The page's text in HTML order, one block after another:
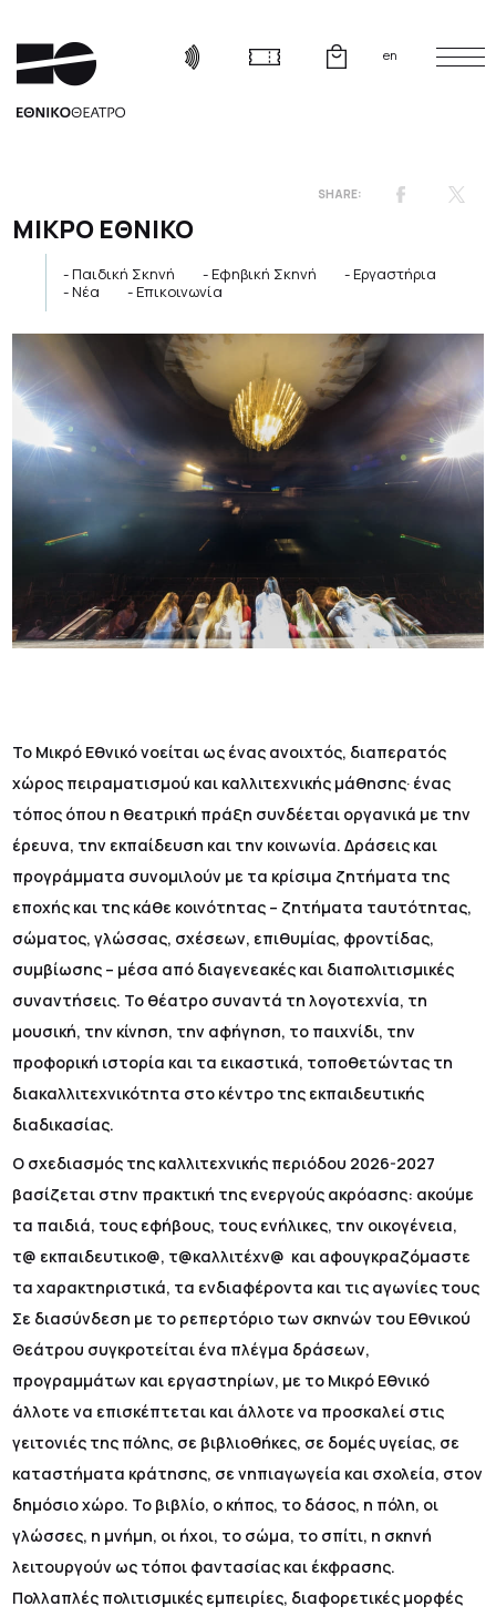
en
ΜΙΚΡΟ ΕΘΝΙΚΟ
Παιδική Σκηνή Εφηβική Σκηνή
Εργαστήρια
Νέα
Επικοινωνία
Το Μικρό Εθνικό νοείται ως ένας ανοιχτός, διαπερατός
χώρος πειραματισμού και καλλιτεχνικής μάθησης· ένας
τόπος όπου η θεατρική πράξη συνδέεται οργανικά με την
έρευνα, την εκπαίδευση και την κοινωνία. Δράσεις και
προγράμματα συνομιλούν με τα κρίσιμα ζητήματα της
εποχής και της κάθε κοινότητας – ζητήματα ταυτότητας,
σώματος, γλώσσας, σχέσεων, επιθυμίας, φροντίδας,
συμβίωσης – μέσα από διαγενεακές και διαπολιτισμικές
συναντήσεις. Το θέατρο συναντά τη λογοτεχνία, τη
μουσική, την κίνηση, την αφήγηση, το παιχνίδι, την
προφορική ιστορία και τα εικαστικά, τοποθετώντας τη
διακαλλιτεχνικότητα στο κέντρο της εκπαιδευτικής
διαδικασίας.
Ο σχεδιασμός της καλλιτεχνικής περιόδου 2026-2027
βασίζεται στην πρακτική της ενεργούς ακρόασης: ακούμε
τα παιδιά, τους εφήβους, τους ενήλικες, την οικογένεια,
τ@ εκπαιδευτικο@, τ@καλλιτέχν@ και αφουγκραζόμαστε
τα χαρακτηριστικά, τα ενδιαφέροντα και τις αγωνίες τους
Σε διασύνδεση με το ρεπερτόριο των σκηνών του Εθνικού
Θεάτρου συγκροτείται ένα πλέγμα δράσεων,
προγραμμάτων και εργαστηρίων, με το Μικρό Εθνικό
άλλοτε να επισκέπτεται και άλλοτε να προσκαλεί στις
γειτονιές της πόλης, σε βιβλιοθήκες, σε δομές υγείας, σε
καταστήματα κράτησης, σε νηπιαγωγεία και σχολεία, στον
δημόσιο χώρο. Το βιβλίο, ο κήπος, το δάσος, η πόλη, οι
γλώσσες, η μνήμη, οι ήχοι, το σώμα, το σπίτι, η σκηνή
λειτουργούν ως τόποι φαντασίας και έκφρασης.
Πολλαπλές πολιτισμικές εμπειρίες, διαφορετικές μορφές